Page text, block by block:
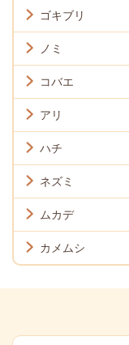
ゴキブリ
ノミ
コバエ
アリ
ハチ
ネズミ
ムカデ
カメムシ